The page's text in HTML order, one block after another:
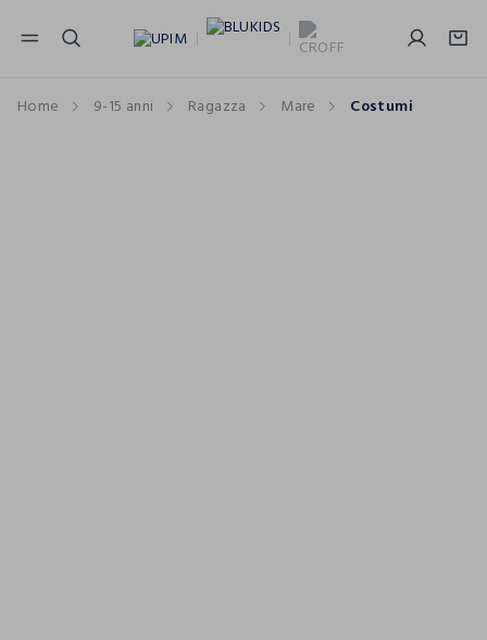
NAVIGATION.ARIA.GOTOMAINCONTENT
Home 9-15 anni Ragazza Mare Costumi